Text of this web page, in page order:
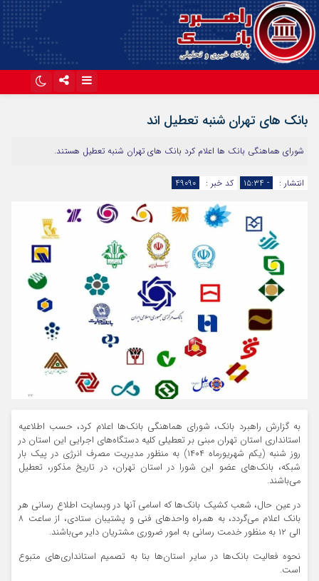
بانک های تهران شنبه تعطیل اند
شورای هماهنگی بانک ها اعلام کرد بانک های تهران شنبه تعطیل هستند.
انتشار : - ۱۵:۳۴ کد خبر : 49090
به گزارش راهبرد بانک، شورای هماهنگی بانک‌ها اعلام کرد، حسب اطلاعیه
استانداری استان تهران مبنی بر تعطیلی کلیه دستگاه‌های اجرایی این استان در
روز شنبه (یکم شهریورماه ۱۴۰۴) به منظور مدیریت مصرف انرژی در پیک بار
شبکه، بانک‌های عضو این شورا در استان تهران، در تاریخ مذکور، تعطیل
می‌باشند.
در عین حال، شعب کشیک بانک‌ها که اسامی آنها در وبسایت اطلاع رسانی هر
بانک اعلام می‌گردد، به همراه واحدهای فنی و پشتیبان ستادی، از ساعت ٨
الی ۱۲ به منظور خدمت رسانی به امور ضروری مشتریان دایر می‌باشند.
نحوه فعالیت بانک‌ها در سایر استان‌ها بنا به تصمیم استانداری‌های متبوع
است.